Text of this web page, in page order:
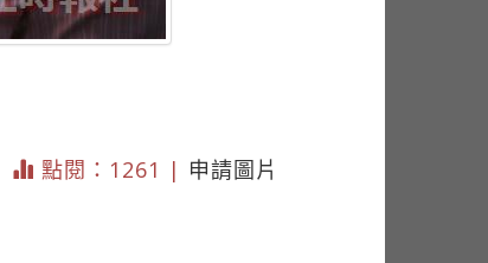
點閱：1261 | 申請圖片